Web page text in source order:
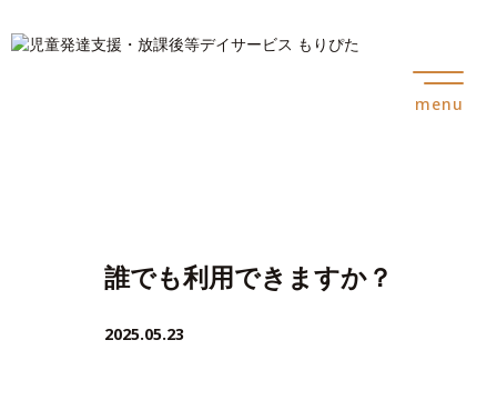
menu
誰でも利用できますか？
2025.05.23